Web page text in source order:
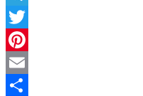
Telegram
Twitter
Pinterest
Email